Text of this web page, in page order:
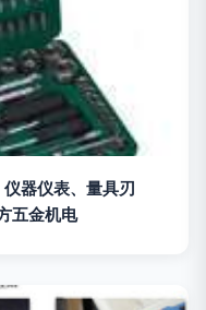
器仪表、量具刃
五金机电